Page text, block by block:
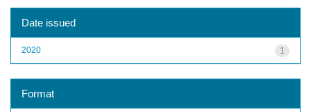
Date issued
1
2020
Format